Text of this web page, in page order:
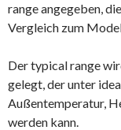
range angegeben,
Vergleich zum
Der typical range
gelegt, der unter
Außentemperatur,
werden kann.